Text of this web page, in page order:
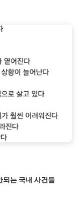
되는 국내 사건들